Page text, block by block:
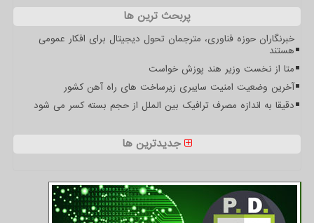
پربحث ترین ها
خبرنگاران حوزه فناوری، مترجمان تحول دیجیتال برای افکار عمومی
هستند
متا از نخست وزیر هند پوزش خواست
آخرین وضعیت امنیت سایبری زیرساخت های راه آهن کشور
دقیقا به اندازه مصرف ترافیک بین الملل از حجم بسته کسر می شود
جدیدترین ها